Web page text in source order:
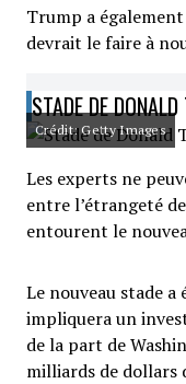
Trump a
devrait le faire à
STADE DE
Crédit: Getty Images
Les experts ne
entre l’étrangeté
entourent le
Le nouveau stade
impliquera un
de la part de
milliards de dollars